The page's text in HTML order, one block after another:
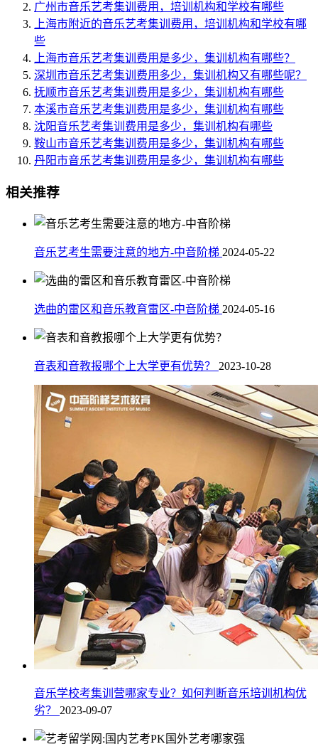
广州市音乐艺考集训费用，培训机构和学校有哪些
上海市附近的音乐艺考集训费用，培训机构和学校有哪
些
上海市音乐艺考集训费用是多少，集训机构有哪些？
深圳市音乐艺考集训费用多少，集训机构又有哪些呢？
抚顺市音乐艺考集训费用是多少，集训机构有哪些
本溪市音乐艺考集训费用是多少，集训机构有哪些
沈阳音乐艺考集训费用是多少，集训机构有哪些
鞍山市音乐艺考集训费用是多少，集训机构有哪些
丹阳市音乐艺考集训费用是多少，集训机构有哪些
相关推荐
音乐艺考生需要注意的地方-中音阶梯 2024-05-22
选曲的雷区和音乐教育雷区-中音阶梯 2024-05-16
音表和音教报哪个上大学更有优势？ 2023-10-28
音乐学校考集训营哪家专业？如何判断音乐培训机构优
劣？ 2023-09-07